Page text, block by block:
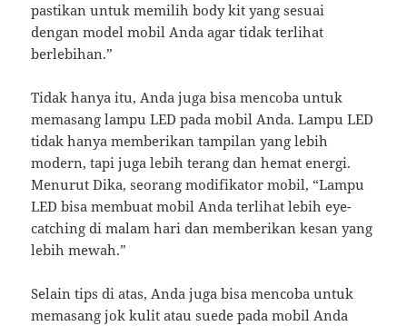
pastikan untuk memilih body kit yang sesuai
dengan model mobil Anda agar tidak terlihat
berlebihan.”
Tidak hanya itu, Anda juga bisa mencoba untuk
memasang lampu LED pada mobil Anda. Lampu LED
tidak hanya memberikan tampilan yang lebih
modern, tapi juga lebih terang dan hemat energi.
Menurut Dika, seorang modifikator mobil, “Lampu
LED bisa membuat mobil Anda terlihat lebih eye-
catching di malam hari dan memberikan kesan yang
lebih mewah.”
Selain tips di atas, Anda juga bisa mencoba untuk
memasang jok kulit atau suede pada mobil Anda